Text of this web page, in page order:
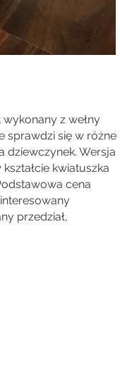
z wełny
sprawdzi się w różne
dziewczynek. Wersja
kwiatuszka
cena
przedział,